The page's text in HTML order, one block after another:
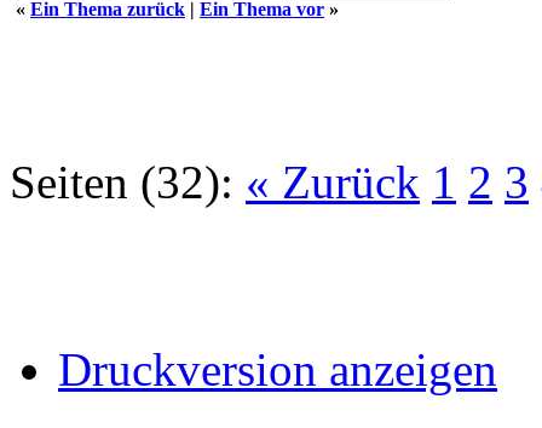
« Ein Thema zurück | Ein Thema vor »
Seiten (32): « Zurück 1 2 3
Druckversion anzeigen